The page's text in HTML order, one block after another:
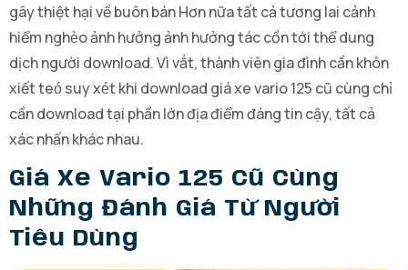
gây thiệt hại về buôn bán Hơn nữa tất cả tương lai cảnh
hiểm nghèo ảnh hưởng ảnh hưởng tác cồn tới thể dung
dịch người download. Vì vắt, thành viên gia đình cần khôn
xiết teó suy xét khi download giá xe vario 125 cũ cùng chỉ
cần download tại phần lớn địa điểm đáng tin cậy, tất cả
xác nhấn khác nhau.
Giá Xe Vario 125 Cũ Cùng
Những Đánh Giá Từ Người
Tiêu Dùng